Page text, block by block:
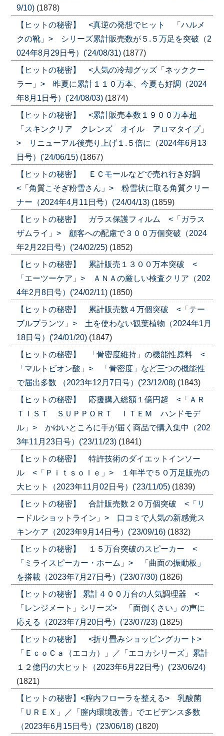
9/10) (1878)
【ヒットの秘密】 <真逆の発想でヒット 「ハルメ
クの靴」> シリーズ累計販売数が５.５万足を突破（2
024年8月29日号）('24/08/31) (1877)
【ヒットの秘密】 <人気の冷却グッズ「ネッククー
ラー」> 昨夏に累計１１０万本、今夏も好調（2024
年8月1日号）('24/08/03) (1874)
【ヒットの秘密】 <累計販売本数１９００万本超
「スキンクリア クレンズ オイル アロマタイプ」
> リニューアル後売り上げ１.５倍に（2024年6月13
日号）('24/06/15) (1867)
【ヒットの秘密】 ＥＣモールなどで売れ行き好調
<「角質こそぎ粉雪さん」> 粉雪状に取る角質クリー
ナー（2024年4月11日号）('24/04/13) (1859)
【ヒットの秘密】 ガラス保護フィルム <「ガラス
ザムライ」> 顧客への配慮で３００万個突破（2024
年2月22日号）('24/02/25) (1852)
【ヒットの秘密】 累計販売１３００万本突破 <
「エーツーケア」> ＡＮＡの厳しい検査クリア（202
4年2月8日号）('24/02/11) (1850)
【ヒットの秘密】 累計販売数４万個突破 <「テー
ブルプランツ」> 土を使わない観葉植物（2024年1月
18日号）('24/01/20) (1847)
【ヒットの秘密】 「骨密度維持」の機能性原料 <
「マルトビオン酸」> 「骨密度」など三つの機能性
で届出多数 （2023年12月7日号）('23/12/08) (1843)
【ヒットの秘密】 応援購入総額１億円超 <「ＡＲ
ＴＩＳＴ ＳＵＰＰＯＲＴ ＩＴＥＭ ハンドモデ
ル」> かゆいところに手が届く商品で購入集中（202
3年11月23日号）('23/11/23) (1841)
【ヒットの秘密】 特許技術のダイエットインソー
ル <「Ｐｉｔｓｏｌｅ」> １年半で５０万足販売の
大ヒット（2023年11月02日号）('23/11/05) (1839)
【ヒットの秘密】 合計販売数２０万個突破 <「リ
ードルショットライン」> 口コミで人気の新感覚ス
キンケア（2023年9月14日号）('23/09/16) (1832)
【ヒットの秘密】 １５万台突破のスピーカー <
「ミライスピーカー・ホーム」> 「曲面の振動板」
を搭載（2023年7月27日号）('23/07/30) (1826)
【ヒットの秘密】 累計４００万台の人気調理器 <
「レンジメート」シリーズ> 「面倒くさい」の声に
応える（2023年7月20日号）('23/07/23) (1825)
【ヒットの秘密】 <折り畳みショッピングカート>
「ＥｃｏＣａ（エコカ）」／「エコカシリーズ」累計
１２億円の大ヒット（2023年6月22日号）('23/06/24)
(1821)
【ヒットの秘密】<膣内フローラを整える> 乳酸菌
「ＵＲＥＸ」／「膣内環境改善」でエビデンス多数
（2023年6月15日号）('23/06/18) (1820)